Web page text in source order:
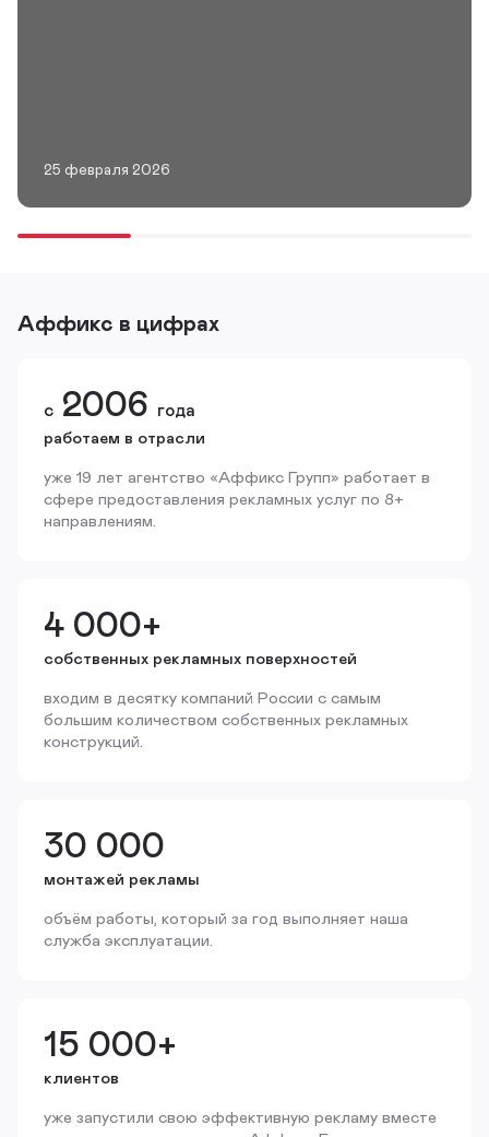
25 февраля 2026
Аффикс в цифрах
с 2006 года
работаем в отрасли
уже 19 лет агентство «Аффикс Групп» работает в
сфере предоставления рекламных услуг по 8+
направлениям.
4 000+
собственных рекламных поверхностей
входим в десятку компаний России с самым
большим количеством собственных рекламных
конструкций.
30 000
монтажей рекламы
объём работы, который за год выполняет наша
служба эксплуатации.
15 000+
клиентов
уже запустили свою эффективную рекламу вместе